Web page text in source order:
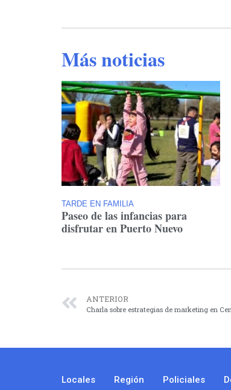
Más noticias
TARDE EN FAMILIA
Paseo de las infancias para
disfrutar en Puerto Nuevo
ANTERIOR
Charla sobre estrategias de marketing en
Locales Región Policiales